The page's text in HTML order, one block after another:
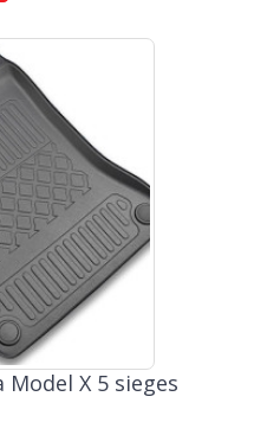
X 5 sieges